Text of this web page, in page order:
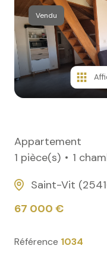
Vendu
Appartement
1 pièce(s)
1
Saint-Vit
67 000 €
Référence 1034